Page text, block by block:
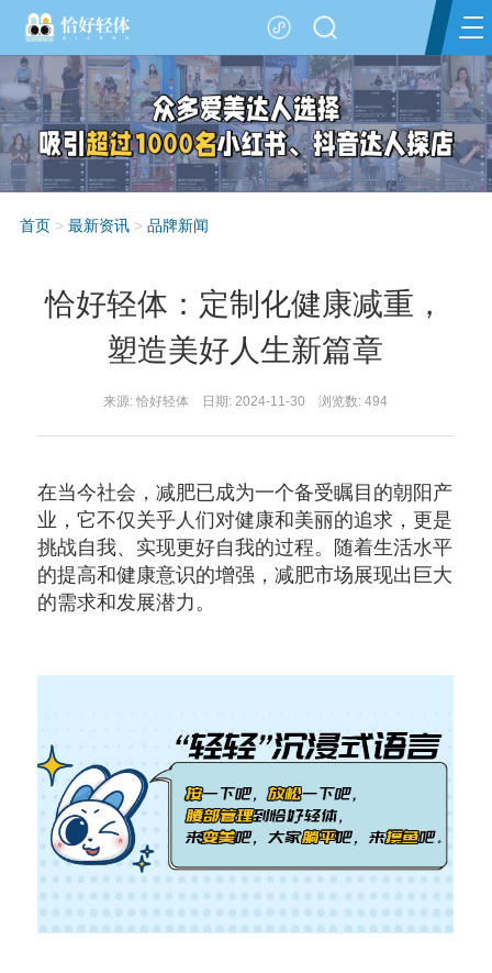
首页> 最新资讯> 品牌新闻
恰好轻体：定制化健康减重，
塑造美好人生新篇章
来源: 恰好轻体 日期: 2024-11-30 浏览数: 494
在当今社会，减肥已成为一个备受瞩目的朝阳产
业，它不仅关乎人们对健康和美丽的追求，更是
挑战自我、实现更好自我的过程。随着生活水平
的提高和健康意识的增强，减肥市场展现出巨大
的需求和发展潜力。